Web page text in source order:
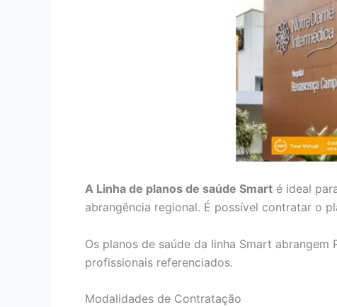
A Linha de planos de saúde Smart é ideal
abrangência regional. É possível contratar o
Os planos de saúde da linha Smart
profissionais referenciados.
Modalidades de Contratação